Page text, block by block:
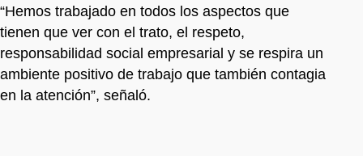
“Hemos trabajado en todos los aspectos que
tienen que ver con el trato, el respeto,
responsabilidad social empresarial y se respira un
ambiente positivo de trabajo que también contagia
en la atención”, señaló.